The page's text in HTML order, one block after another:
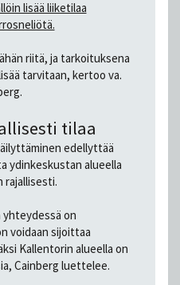
lisää liiketilaa
riitä, ja tarkoituksena
tarvitaan, kertoo va.
tilaa
edellyttää
ydinkeskustan alueella
rajallisesti.
on
voidaan sijoittaa
Kallentorin alueella on
Cainberg luettelee.